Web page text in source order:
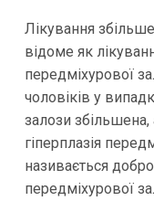
Лікування
відоме як
передміхурової
чоловіків у
залози
гіперплазія
називається
передміхурової